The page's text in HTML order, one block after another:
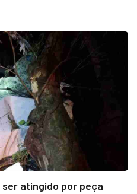
atingido por peça